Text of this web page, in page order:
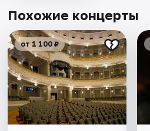
Похожие концерты
от 1 100 ₽